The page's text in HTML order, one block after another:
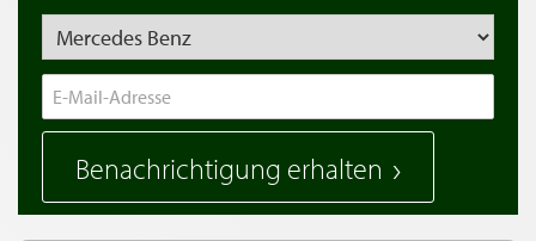
Benachrichtigung erhalten